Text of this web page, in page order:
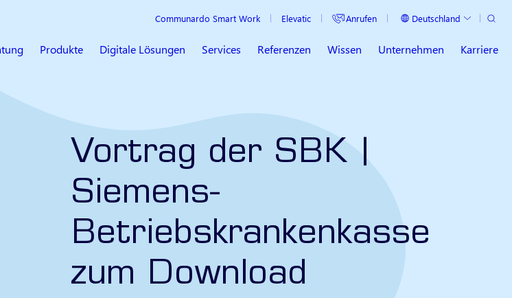
Communardo Smart Work Elevatic Anrufen Aktuelles Land
Deutschland Suche
Produkte Digitale Lösungen Services Referenzen Wissen Unternehmen Karriere
Vortrag der SBK |
Siemens-
Betriebskrankenkasse​​
zum Download